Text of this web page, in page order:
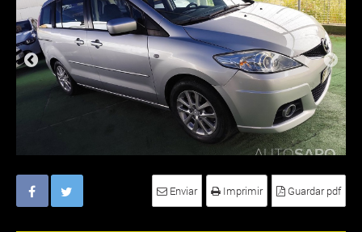
Enviar Imprimir Guardar pdf